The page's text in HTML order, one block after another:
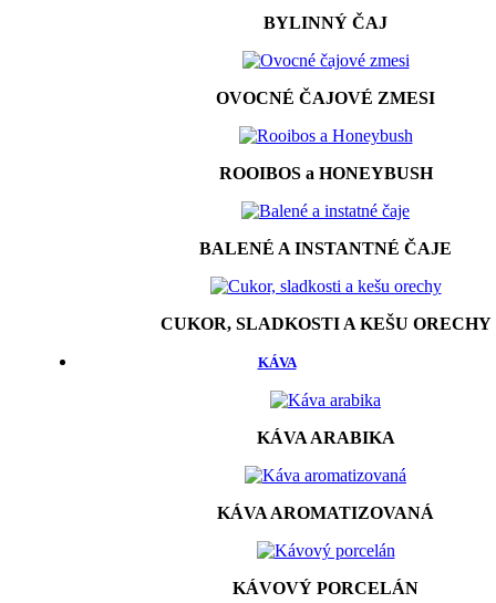
BYLINNÝ ČAJ
OVOCNÉ ČAJOVÉ ZMESI
ROOIBOS a HONEYBUSH
BALENÉ A INSTANTNÉ ČAJE
CUKOR, SLADKOSTI A KEŠU ORECHY
KÁVA
KÁVA ARABIKA
KÁVA AROMATIZOVANÁ
KÁVOVÝ PORCELÁN